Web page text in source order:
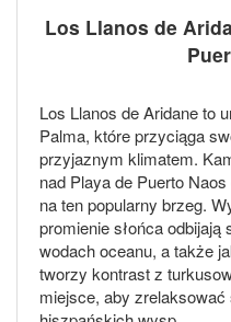
Los Llanos de
Los Llanos de Aridane to
Palma, które przyciąga
przyjaznym klimatem.
nad Playa de Puerto
na ten popularny brzeg.
promienie słońca
wodach oceanu, a także
tworzy kontrast z
miejsce, aby